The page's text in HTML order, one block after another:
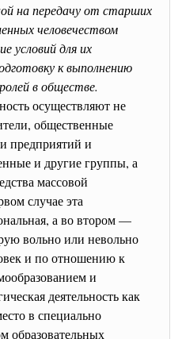
на передачу от старших
человечеством
условий для их
к выполнению
в обществе.
осуществляют не
общественные
предприятий и
и другие группы, а
массовой
случае эта
а во втором —
вольно или невольно
и по отношению к
и
деятельность как
в специально
образовательных